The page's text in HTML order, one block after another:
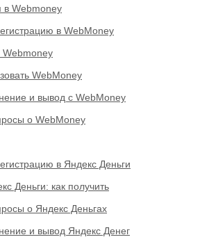
в Webmoney
в WebMoney
WebMoney
и вывод с WebMoney
о WebMoney
в Яндекс Деньги
Деньги: как получить
о Яндекс Деньгах
и вывод Яндекс Денег